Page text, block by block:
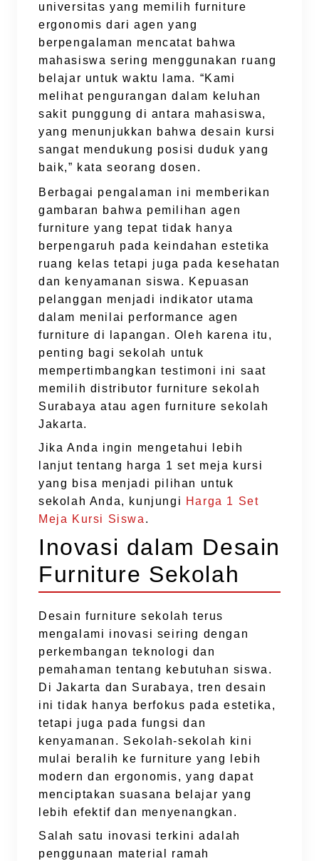
universitas yang memilih furniture
ergonomis dari agen yang
berpengalaman mencatat bahwa
mahasiswa sering menggunakan ruang
belajar untuk waktu lama. “Kami
melihat pengurangan dalam keluhan
sakit punggung di antara mahasiswa,
yang menunjukkan bahwa desain kursi
sangat mendukung posisi duduk yang
baik,” kata seorang dosen.
Berbagai pengalaman ini memberikan
gambaran bahwa pemilihan agen
furniture yang tepat tidak hanya
berpengaruh pada keindahan estetika
ruang kelas tetapi juga pada kesehatan
dan kenyamanan siswa. Kepuasan
pelanggan menjadi indikator utama
dalam menilai performance agen
furniture di lapangan. Oleh karena itu,
penting bagi sekolah untuk
mempertimbangkan testimoni ini saat
memilih distributor furniture sekolah
Surabaya atau agen furniture sekolah
Jakarta.
Jika Anda ingin mengetahui lebih
lanjut tentang harga 1 set meja kursi
yang bisa menjadi pilihan untuk
sekolah Anda, kunjungi Harga 1 Set
Meja Kursi Siswa .
Inovasi dalam Desain
Furniture Sekolah
Desain furniture sekolah terus
mengalami inovasi seiring dengan
perkembangan teknologi dan
pemahaman tentang kebutuhan siswa.
Di Jakarta dan Surabaya, tren desain
ini tidak hanya berfokus pada estetika,
tetapi juga pada fungsi dan
kenyamanan. Sekolah-sekolah kini
mulai beralih ke furniture yang lebih
modern dan ergonomis, yang dapat
menciptakan suasana belajar yang
lebih efektif dan menyenangkan.
Salah satu inovasi terkini adalah
penggunaan material ramah